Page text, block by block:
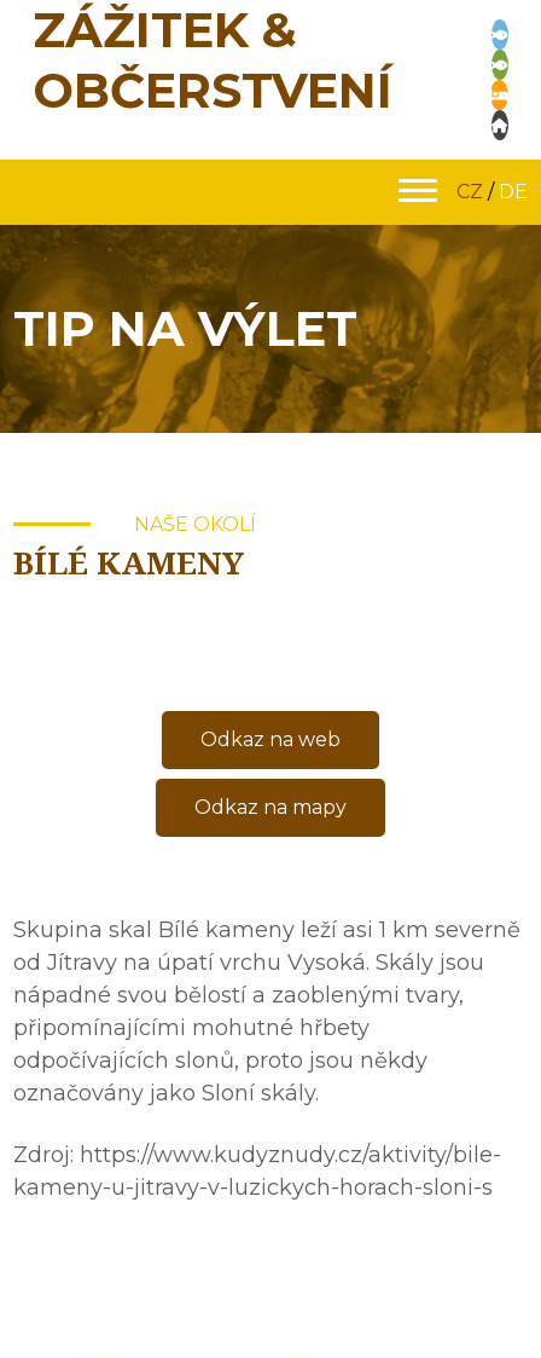
ZÁŽITEK &
OBČERSTVENÍ
CZ / DE
TIP NA VÝLET
NAŠE OKOLÍ
BÍLÉ KAMENY
Odkaz na web
Odkaz na mapy
Skupina skal Bílé kameny leží asi 1 km severně
od Jítravy na úpatí vrchu Vysoká. Skály jsou
nápadné svou bělostí a zaoblenými tvary,
připomínajícími mohutné hřbety
odpočívajících slonů, proto jsou někdy
označovány jako Sloní skály.
Zdroj: https://www.kudyznudy.cz/aktivity/bile-
kameny-u-jitravy-v-luzickych-horach-sloni-s